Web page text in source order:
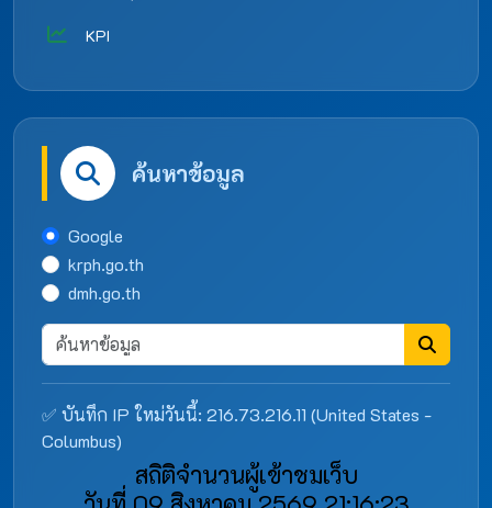
KPI
ค้นหาข้อมูล
Google
krph.go.th
dmh.go.th
✅ บันทึก IP ใหม่วันนี้: 216.73.216.11 (United States -
Columbus)
สถิติจำนวนผู้เข้าชมเว็บ